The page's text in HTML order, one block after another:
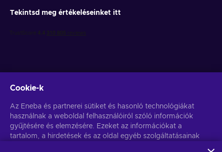
Tekintsd meg értékeléseinket itt
Feliratkozás
You can unsubscribe at any time. Visit Privacy noticefor more
Cookie-k
Az Eneba és partnerei sütiket és hasonló technológiákat
használnak a weboldal felhasználóiról szóló információk
gyűjtésére és elemzésére. Ezeket az információkat a
tartalom, a hirdetések és az oldal egyéb szolgáltatásainak